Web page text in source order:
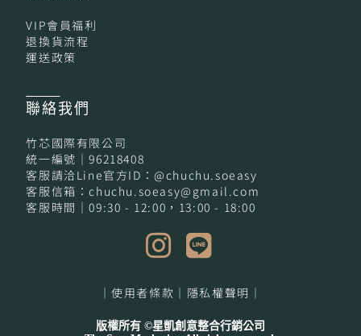
VIP會員福利
退換貨流程
運送政策
聯絡我們
竹芯國際有限公司
統一編號｜96218408
客服請洽Line官方ID：@chuchu.soeasy
客服信箱：chuchu.soeasy@gmail.com
客服時間｜09:30 - 12:00，13:00 - 18:00
｜使用者條款｜ 隱私權聲明｜
版權所有 ©星凱創意整合行銷公司